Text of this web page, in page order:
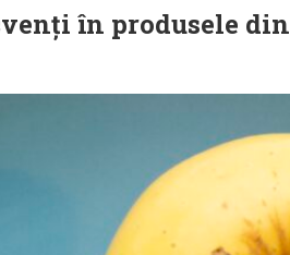
în produsele din